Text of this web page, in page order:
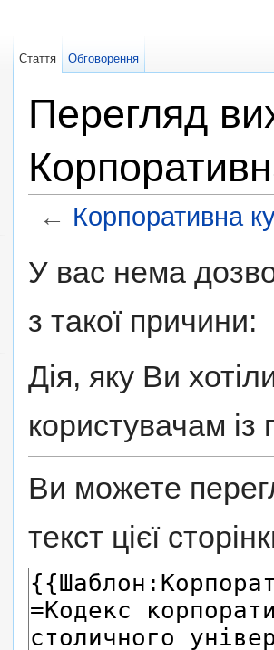
Перегляд
← Корпоративна
У вас нема
з такої причини:
Дія, яку Ви
користувачам із
Ви можете
текст цієї
Стаття Обговорення